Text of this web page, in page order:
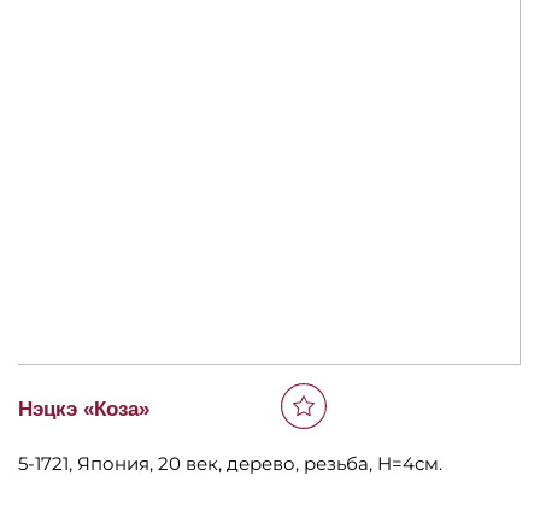
Нэцкэ «Коза»
5-1721, Япония, 20 век, дерево, резьба, Н=4см.